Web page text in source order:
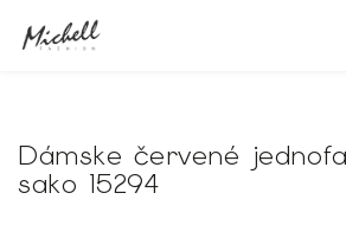
Dámske červené
sako 15294